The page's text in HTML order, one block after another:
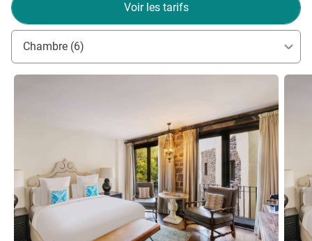
Voir les tarifs
Chambre (6)
Voir les détails Voir